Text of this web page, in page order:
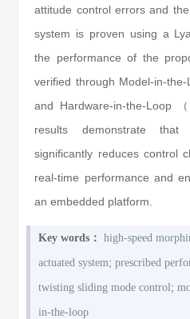
attitude control errors and
system is proven using a
the performance of the
verified through Model-in-
and Hardware-in-the-Loop
results demonstrate
significantly reduces control
real-time performance and
an embedded platform.
Key words： high-speed
actuated system;prescribed
twisting sliding mode control;
in-the-loop